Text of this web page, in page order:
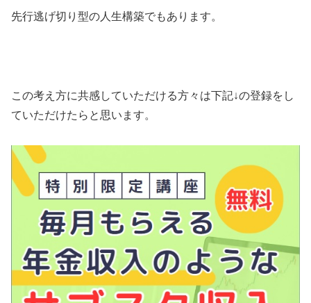
先行逃げ切り型の人生構築でもあります。
この考え方に共感していただける方々は下記↓の登録をし
ていただけたらと思います。